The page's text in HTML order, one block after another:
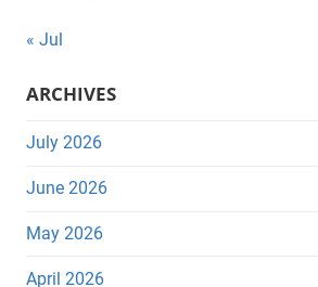
« Jul
ARCHIVES
July 2026
June 2026
May 2026
April 2026